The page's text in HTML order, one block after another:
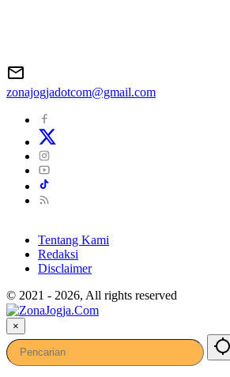
zonajogjadotcom@gmail.com
Tentang Kami
Redaksi
Disclaimer
© 2021 - 2026, All rights reserved
×